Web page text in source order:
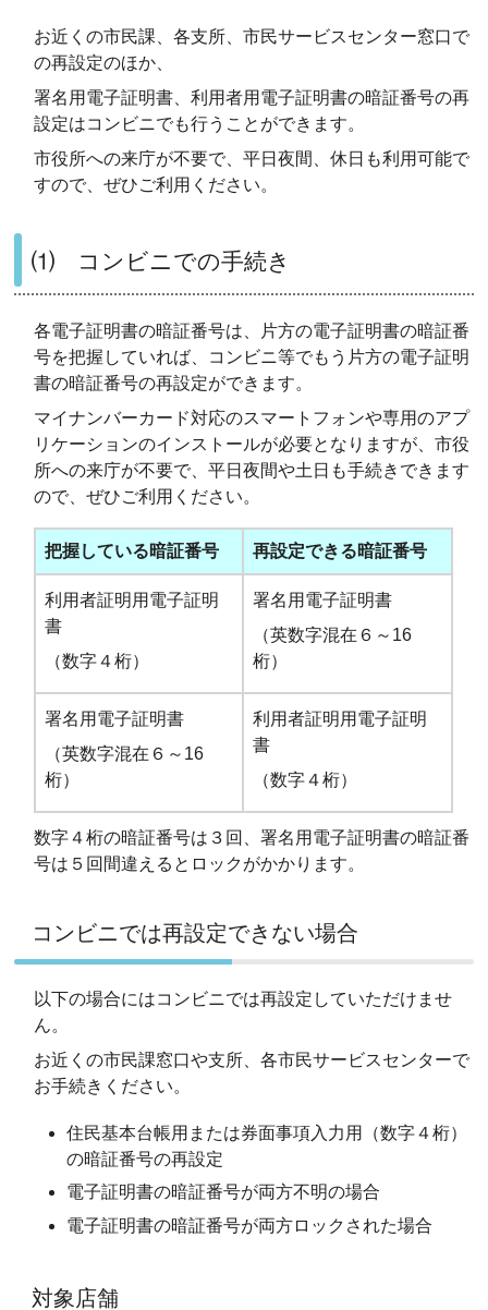
お近くの市民課、各支所、市民サービスセンター窓口で
の再設定のほか、
署名用電子証明書、利用者用電子証明書の暗証番号の再
設定はコンビニでも行うことができます。
市役所への来庁が不要で、平日夜間、休日も利用可能で
すので、ぜひご利用ください。
⑴ コンビニでの手続き
各電子証明書の暗証番号は、片方の電子証明書の暗証番
号を把握していれば、コンビニ等でもう片方の電子証明
書の暗証番号の再設定ができます。
マイナンバーカード対応のスマートフォンや専用のアプ
リケーションのインストールが必要となりますが、市役
所への来庁が不要で、平日夜間や土日も手続きできます
ので、ぜひご利用ください。
把握している暗証番号 再設定できる暗証番号
利用者証明用電子証明
書
（数字４桁）
署名用電子証明書
（英数字混在６～16
桁）
署名用電子証明書
（英数字混在６～16
桁）
利用者証明用電子証明
書
（数字４桁）
数字４桁の暗証番号は３回、署名用電子証明書の暗証番
号は５回間違えるとロックがかかります。
コンビニでは再設定できない場合
以下の場合にはコンビニでは再設定していただけませ
ん。
お近くの市民課窓口や支所、各市民サービスセンターで
お手続きください。
住民基本台帳用または券面事項入力用（数字４桁）
の暗証番号の再設定
電子証明書の暗証番号が両方不明の場合
電子証明書の暗証番号が両方ロックされた場合
対象店舗